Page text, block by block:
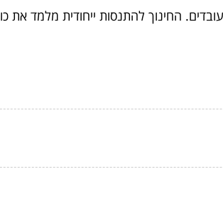
החינוך להתנסות ייחודית מלמד